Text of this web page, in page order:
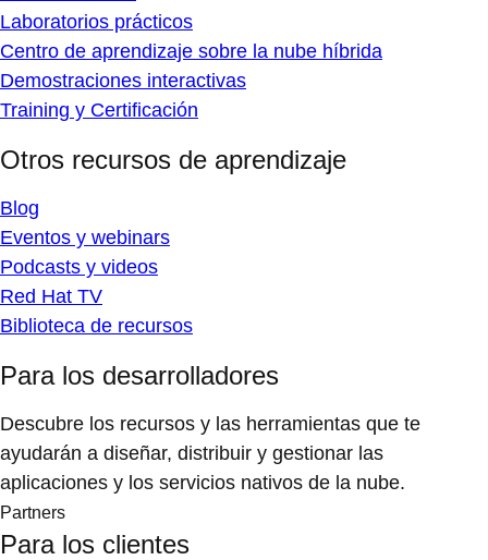
Laboratorios prácticos
Centro de aprendizaje sobre la nube híbrida
Demostraciones interactivas
Training y Certificación
Otros recursos de aprendizaje
Blog
Eventos y webinars
Podcasts y videos
Red Hat TV
Biblioteca de recursos
Para los desarrolladores
Descubre los recursos y las herramientas que te
ayudarán a diseñar, distribuir y gestionar las
aplicaciones y los servicios nativos de la nube.
Partners
Para los clientes